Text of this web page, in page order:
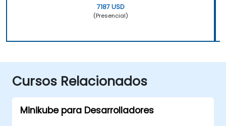
7187 USD
(Presencial)
Cursos Relacionados
Minikube para Desarrolladores